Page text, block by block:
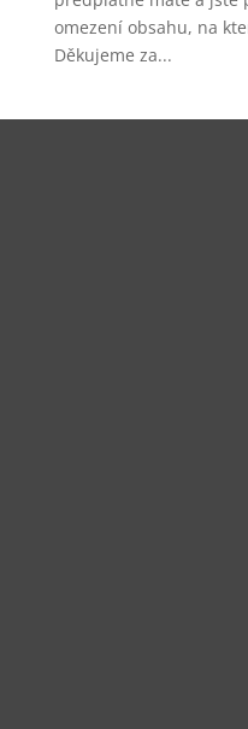
omezení obsahu, na
Děkujeme za...